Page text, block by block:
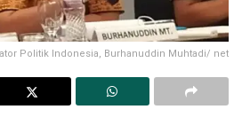
Politik Indonesia, Burhanuddin Muhtadi/ net